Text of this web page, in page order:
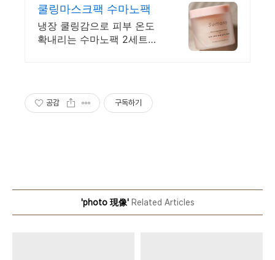
쿨링마스크팩 수마노팩
냉장 쿨링감으로 피부 온도
확내리는 수마노팩 2세트사
공감 구독하기
'photo 現像'Related Articles